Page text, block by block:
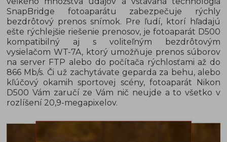
SnapBridge fotoaparátu zabezpečuje rýchly
bezdrôtový prenos snímok. Pre ľudí, ktorí hľadajú
ešte rýchlejšie riešenie prenosov, je fotoaparát D500
kompatibilný aj s voliteľným bezdrôtovým
vysielačom WT-7A, ktorý umožňuje prenos súborov
na server FTP alebo do počítača rýchlosťami až do
866 Mb/s. Či už zachytávate geparda za behu, alebo
kľúčový okamih sportovej scény, fotoaparát Nikon
D500 Vám zaručí ze Vám nič neujde a to všetko v
rozlíšení 20,9-megapixelov.